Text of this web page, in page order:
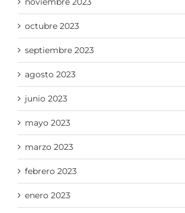
octubre 2023
septiembre 2023
agosto 2023
junio 2023
mayo 2023
marzo 2023
febrero 2023
enero 2023